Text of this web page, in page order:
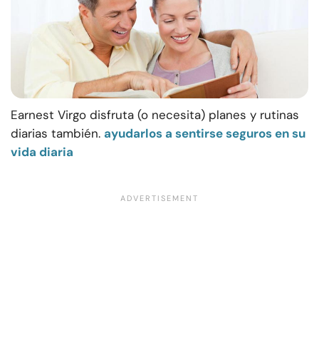
Earnest Virgo disfruta (o necesita) planes y rutinas
diarias también. ayudarlos a sentirse seguros en su
vida diaria